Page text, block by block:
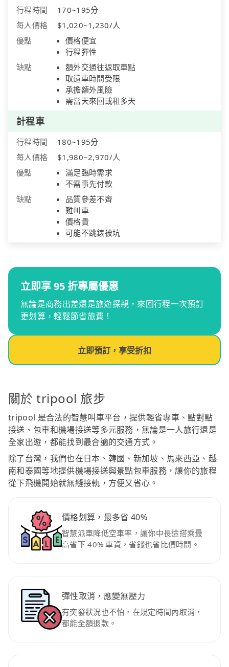
行程時間
170~195分
每人價格
$1,020~1,230/人
優點
價格便宜
行程彈性
缺點
額外交通往返取車點
取還車時間受限
承擔額外風險
需當天來回或租多天
計程車
行程時間
180~195分
每人價格
$1,980~2,970/人
優點
滿足臨時需求
不需事先付款
缺點
品質參差不齊
難叫車
價格貴
可能不跳錶被坑
立即享 95 折專屬優惠
無論是商務出差還是旅遊探親，來回行程一次預訂
更划算，輕鬆節省旅費！
立即預訂，享受折扣
關於 tripool 旅步
tripool 是合法的智慧叫車平台，提供輕省專車、點對點
接送、包車和機場接送等多元服務，無論是一人旅行還是
全家出遊，都能找到最合適的交通方式。
除了台灣，我們也在日本、韓國、新加坡、馬來西亞、越
南和泰國等地提供機場接送與景點包車服務，讓你的旅程
從下飛機開始就無縫接軌，方便又省心。
價格划算，最多省 40%
智慧派車降低空車率，讓你中長途搭乘最
高省下 40% 車資，省錢也省比價時間。
彈性取消，應變無壓力
有突發狀況也不怕，在規定時間內取消，
都能全額退款。